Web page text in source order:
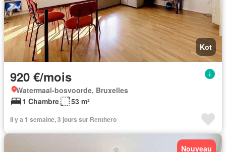
Kot
920 €/mois
Watermaal-bosvoorde, Bruxelles
1 Chambre
53 m²
Il y a 1 semaine, 3 jours sur Renthero
Nouveau